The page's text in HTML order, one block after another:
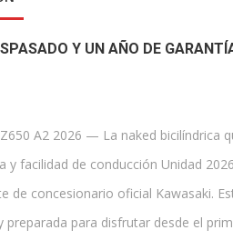
Y UN AÑO DE
A2 2026 — La naked bicilíndrica
y facilidad de conducción Unidad
de concesionario oficial Kawasaki.
preparada para disfrutar desde el